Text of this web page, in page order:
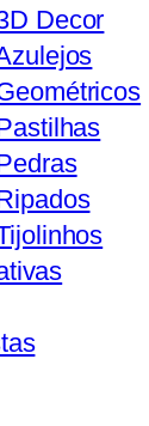
Decor